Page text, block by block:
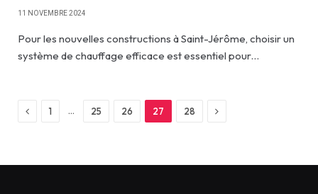
11 NOVEMBRE 2024
Pour les nouvelles constructions à Saint-Jérôme, choisir un
système de chauffage efficace est essentiel pour…
Previous
1 … 25 26 27 28 Next